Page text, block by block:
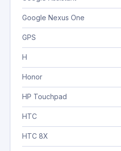
Google Nexus One
GPS
H
Honor
HP Touchpad
HTC
HTC 8X